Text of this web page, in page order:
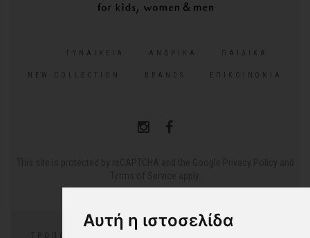
Αυτή η ιστοσελίδα
ΓΥΝΑΙΚΕΊΑ ΑΝΔΡΙΚΆ ΠΑΙΔΙΚΆ
NEW COLLECTION BRANDS ΕΠΙΚΟΙΝΩΝΊΑ
ΤΡΌΠΟΙ ΠΛΗΡΩΜΉΣ